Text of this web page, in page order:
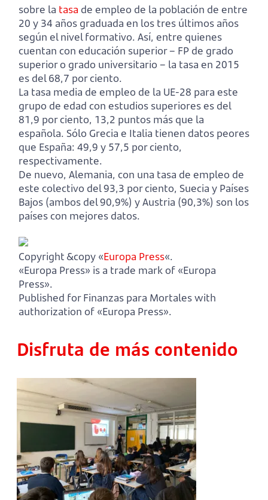
sobre la tasa de empleo de la población de entre
20 y 34 años graduada en los tres últimos años
según el nivel formativo. Así, entre quienes
cuentan con educación superior – FP de grado
superior o grado universitario – la tasa en 2015
es del 68,7 por ciento.
La tasa media de empleo de la UE-28 para este
grupo de edad con estudios superiores es del
81,9 por ciento, 13,2 puntos más que la
española. Sólo Grecia e Italia tienen datos peores
que España: 49,9 y 57,5 por ciento,
respectivamente.
De nuevo, Alemania, con una tasa de empleo de
este colectivo del 93,3 por ciento, Suecia y Países
Bajos (ambos del 90,9%) y Austria (90,3%) son los
países con mejores datos.
Copyright &copy «Europa Press«.
«Europa Press» is a trade mark of «Europa
Press».
Published for Finanzas para Mortales with
authorization of «Europa Press».
Disfruta de más contenido